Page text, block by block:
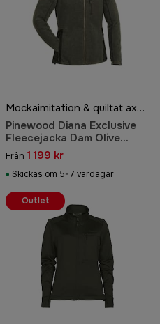
Mockaimitation & quiltat axelok
Pinewood Diana Exclusive
Fleecejacka Dam Olive
Melange/Suede Brown
Från 1 199 kr
Skickas om 5-7 vardagar
Outlet